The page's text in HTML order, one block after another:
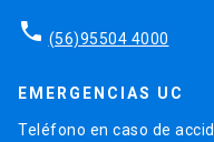
phone (56)95504 4000
EMERGENCIAS UC
Teléfono en caso de